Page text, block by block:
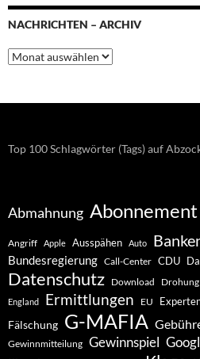
NACHRICHTEN – ARCHIV
Nachrichten
–
Top 100 Schlagwörter (Tags) auf
Abmahnung Abonnement
Angriff Apple Ausspähen Auto
Bundesregierung Call-Center CDU
Datenschutz Download Drohung
England Ermittlungen EU
Fälschung G-MAFIA
Gewinnmitteilung Gewinnspiel